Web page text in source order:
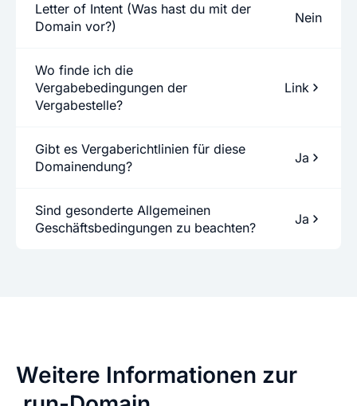
Letter of Intent (Was hast du mit der
Domain vor?)
Nein
Wo finde ich die
Vergabebedingungen der
Vergabestelle?
Link
Gibt es Vergaberichtlinien für diese
Domainendung?
Ja
Sind gesonderte Allgemeinen
Geschäftsbedingungen zu beachten?
Ja
Weitere Informationen zur